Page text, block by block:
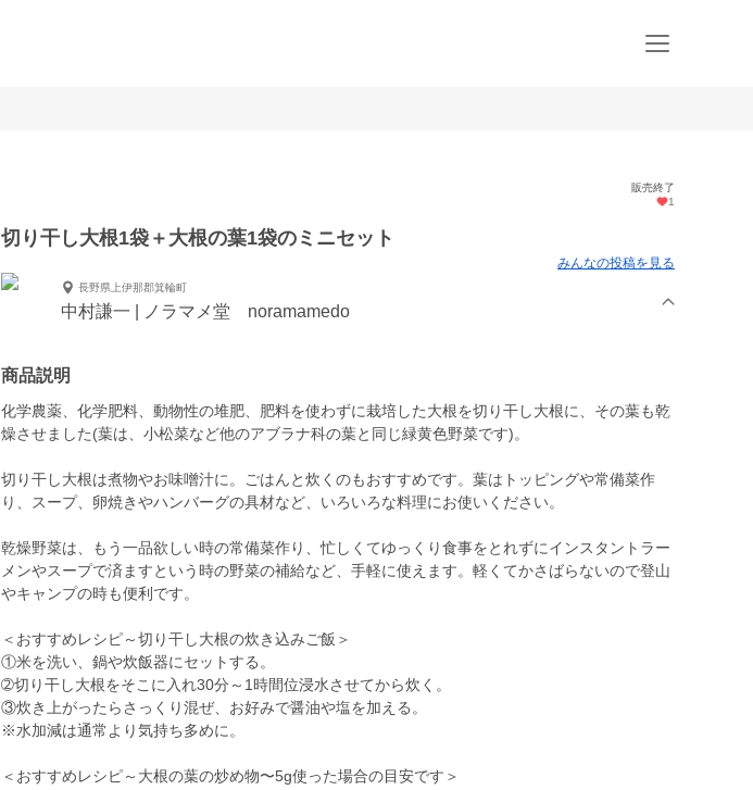
販売終了
1
切り干し大根1袋＋大根の葉1袋のミニセット
みんなの投稿を見る
長野県上伊那郡箕輪町
中村謙一 | ノラマメ堂 noramamedo
商品説明
化学農薬、化学肥料、動物性の堆肥、肥料を使わずに栽培した大根を切り干し大根に、その葉も乾
燥させました(葉は、小松菜など他のアブラナ科の葉と同じ緑黄色野菜です)。
切り干し大根は煮物やお味噌汁に。ごはんと炊くのもおすすめです。葉はトッピングや常備菜作
り、スープ、卵焼きやハンバーグの具材など、いろいろな料理にお使いください。
乾燥野菜は、もう一品欲しい時の常備菜作り、忙しくてゆっくり食事をとれずにインスタントラー
メンやスープで済ますという時の野菜の補給など、手軽に使えます。軽くてかさばらないので登山
やキャンプの時も便利です。
＜おすすめレシピ～切り干し大根の炊き込みご飯＞
①米を洗い、鍋や炊飯器にセットする。
➁切り干し大根をそこに入れ30分～1時間位浸水させてから炊く。
③炊き上がったらさっくり混ぜ、お好みで醤油や塩を加える。
※水加減は通常より気持ち多めに。
＜おすすめレシピ～大根の葉の炒め物〜5g使った場合の目安です＞